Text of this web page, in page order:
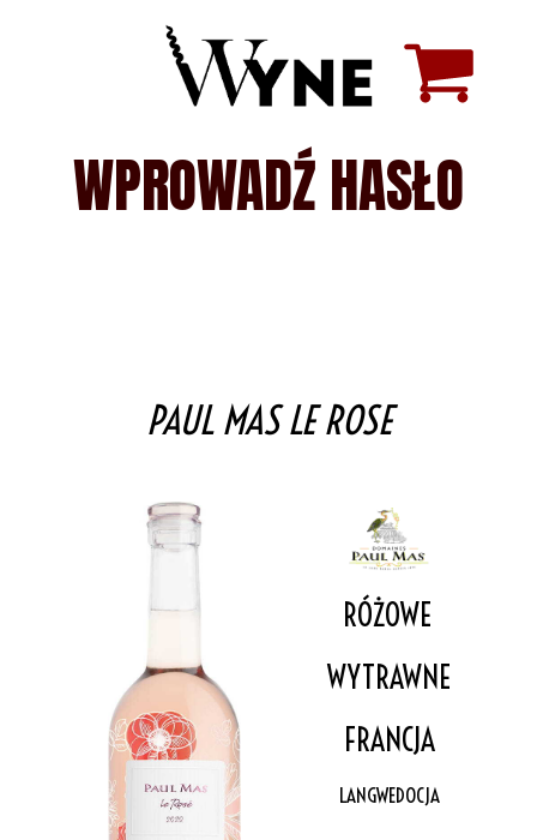
RÓŻOWE
LANGWEDOCJA
WYTRAWNE
FRANCJA
PAUL MAS LE ROSE
WPROWADŹ HASŁO